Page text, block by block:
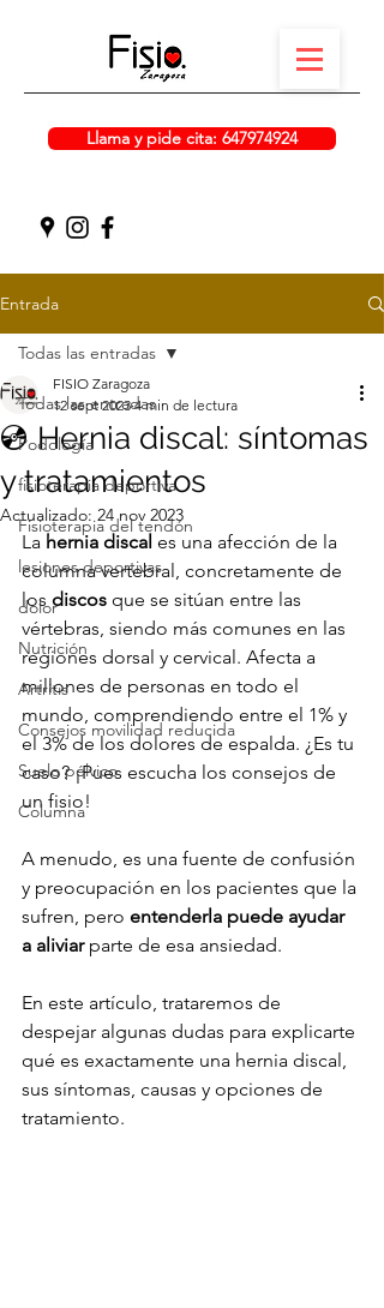
Llama y pide cita: 647974924
Entrada
Todas las entradas
Podología
fisioterapia deportiva
Fisioterapia del tendón
lesiones deportivas
dolor
Nutrición
Artritis
Consejos movilidad reducida
Suelo pélvico
Columna
Todas las entradas
💿 Hernia discal: síntomas
y tratamientos
FISIO Zaragoza
12 sept 2023 4 min de lectura
Actualizado:24 nov 2023
La hernia discal es una afección de la
columna vertebral, concretamente de
los discos que se sitúan entre las
vértebras, siendo más comunes en las
regiones dorsal y cervical. Afecta a
millones de personas en todo el
mundo, comprendiendo entre el 1% y
el 3% de los dolores de espalda. ¿Es tu
caso? ¡Pues escucha los consejos de
un fisio!
A menudo, es una fuente de confusión
y preocupación en los pacientes que la
sufren, pero entenderla puede ayudar
a aliviar parte de esa ansiedad.
En este artículo, trataremos de
despejar algunas dudas para explicarte
qué es exactamente una hernia discal,
sus síntomas, causas y opciones de
tratamiento.